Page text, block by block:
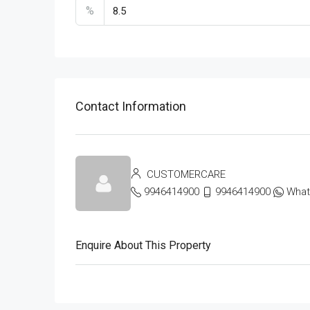
%
Contact Information
CUSTOMERCARE
9946414900
9946414900
Enquire About This Property